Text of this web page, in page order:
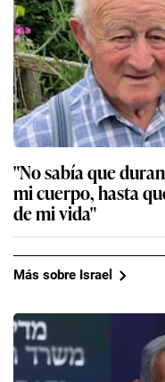
"No sabía que
mi cuerpo, hasta
de mi vida"
Más sobre Israel